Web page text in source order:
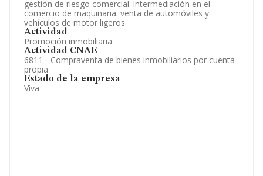
gestión de riesgo comercial. intermediación en el
comercio de maquinaria. venta de automóviles y
vehículos de motor ligeros
Actividad
Promoción inmobiliaria
Actividad CNAE
6811 - Compraventa de bienes inmobiliarios por cuenta
propia
Estado de la empresa
Viva